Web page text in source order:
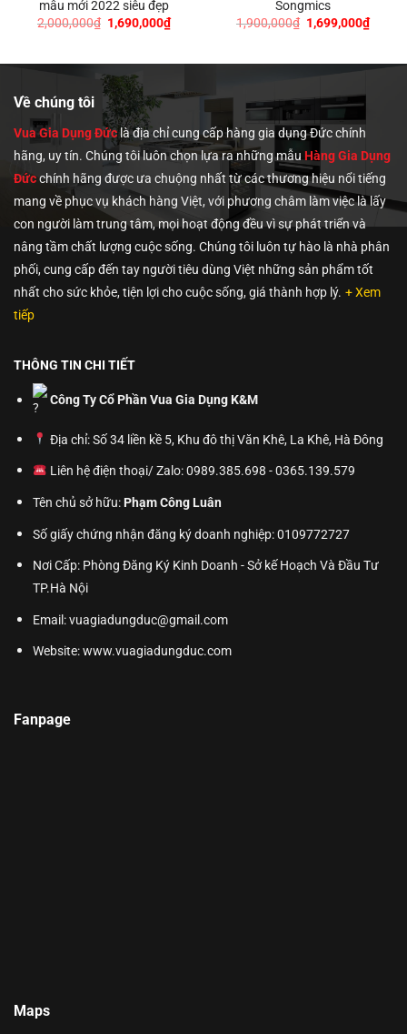
mẫu mới 2022 siêu đẹp
2,000,000₫ Giá
gốc
1,690,000₫Giá
hiện
Songmics
1,900,000₫ Giá
gốc
1,699,000₫Giá
hiện
Về chúng tôi
Vua Gia Dụng Đứclà địa chỉ cung cấp hàng gia dụng Đức chính
hãng, uy tín. Chúng tôiluôn chọn lựa ra những mẫuHàng Gia Dụng
Đứcchính hãng được ưa chuộng nhất từ các thương hiệu nổi tiếng
mang về phục vụ khách hàng Việt, với phương châm làm việc là lấy
con người làm trung tâm, mọi hoạt động đều vì sự phát triển và
nâng tầm chất lượng cuộc sống. Chúng tôi luôn tự hào là nhà phân
phối, cung cấp đến tay người tiêu dùng Việt những sản phẩm tốt
nhất cho sức khỏe, tiện lợi cho cuộc sống, giá thành hợp lý. + Xem
tiếp
THÔNG TIN CHI TIẾT
Công Ty Cổ Phần Vua Gia Dụng K&M
Địa chỉ: Số 34 liền kề 5, Khu đô thị Văn Khê, La Khê, Hà Đông
Liên hệ điện thoại/ Zalo: 0989.385.698 - 0365.139.579
Tên chủ sở hữu:Phạm Công Luân
Số giấy chứng nhận đăng ký doanh nghiệp: 0109772727
Nơi Cấp: Phòng Đăng Ký Kinh Doanh - Sở kế Hoạch Và Đầu Tư
TP.Hà Nội
Email: vuagiadungduc@gmail.com
Website:www.vuagiadungduc.com
Fanpage
Maps